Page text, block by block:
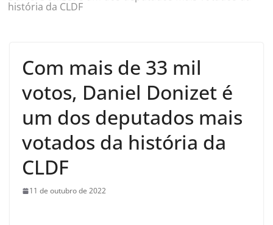
história da CLDF
Com mais de 33 mil
votos, Daniel Donizet é
um dos deputados mais
votados da história da
CLDF
11 de outubro de 2022